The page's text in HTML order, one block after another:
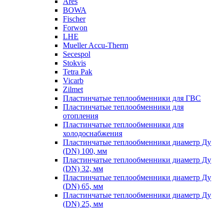
BOWA
Fischer
Forwon
LHE
Mueller Accu-Therm
Secespol
Stokvis
Tetra Pak
Vicarb
Zilmet
Пластинчатые теплообменники для ГВС
Пластинчатые теплообменники для
отопления
Пластинчатые теплообменники для
холодоснабжения
Пластинчатые теплообменники диаметр Ду
(DN) 100, мм
Пластинчатые теплообменники диаметр Ду
(DN) 32, мм
Пластинчатые теплообменники диаметр Ду
(DN) 65, мм
Пластинчатые теплообменники диаметр Ду
(DN) 25, мм